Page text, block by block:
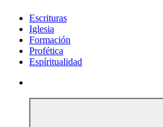
Escrituras
Iglesia
Formación
Profética
Espíritualidad